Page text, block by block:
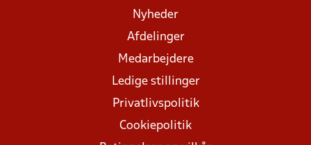
Nyheder
Afdelinger
Medarbejdere
Ledige stillinger
Privatlivspolitik
Cookiepolitik